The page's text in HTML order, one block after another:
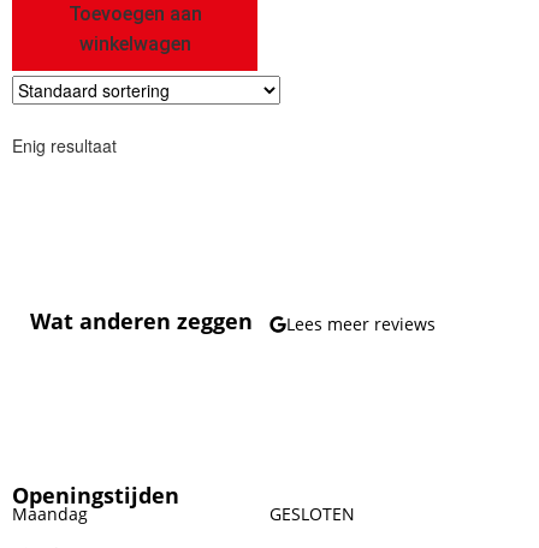
Toevoegen aan
winkelwagen
Enig resultaat
Wat anderen zeggen Lees meer reviews
Openingstijden
Maandag
GESLOTEN